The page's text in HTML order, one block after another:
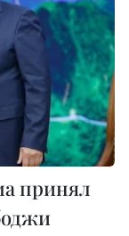
принял